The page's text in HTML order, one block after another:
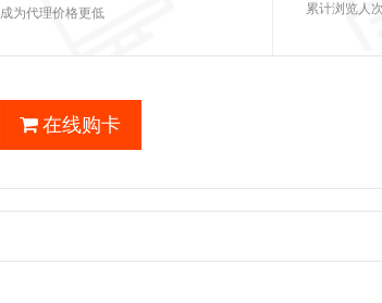
成为代理价格更低 累计浏览人次
在线购卡